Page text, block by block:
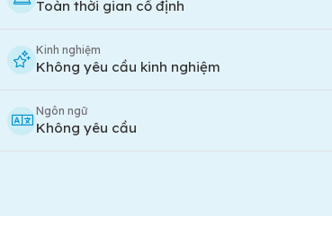
Toàn thời gian cố định
Kinh nghiệm
Không yêu cầu kinh nghiệm
Ngôn ngữ
Không yêu cầu